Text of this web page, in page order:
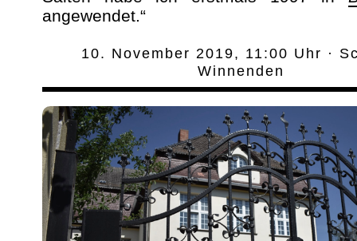
angewendet.“
10. November 2019, 11:00 Uhr ·
Winnenden